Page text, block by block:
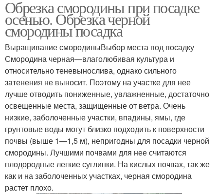
Обрезка смородины при посадке
осенью. Обрезка черной
смородины посадка
Выращивание смородиныВыбор места под посадку
Смородина черная—влаголюбивая культура и
относительно теневынослива, однако сильного
затенения не выносит. Поэтому на участке для нее
лучше отводить пониженные, увлажненные, достаточно
освещенные места, защищенные от ветра. Очень
низкие, заболоченные участки, впадины, ямы, где
грунтовые воды могут близко подходить к поверхности
почвы (выше 1—1,5 м), непригодны для посадки черной
смородины. Лучшими почвами для нее считаются
плодородные легкие суглинки. На кислых почвах, так же
как и на заболоченных участках, черная смородина
растет плохо.